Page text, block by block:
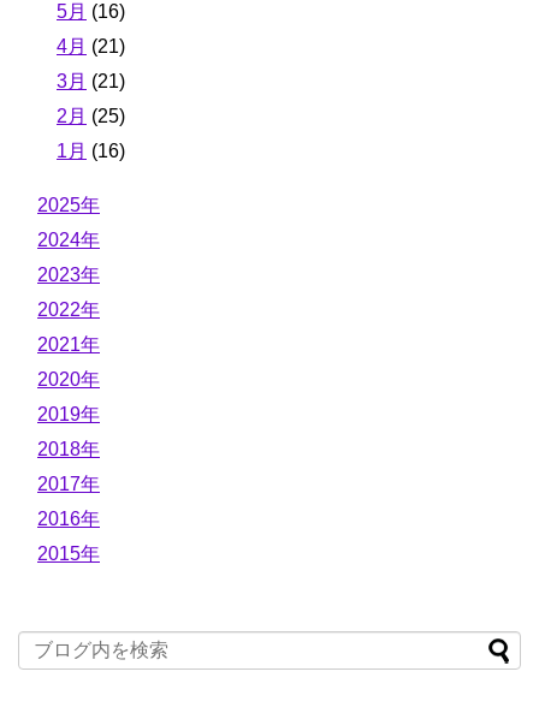
5月 (16)
4月 (21)
3月 (21)
2月 (25)
1月 (16)
2025年
2024年
2023年
2022年
2021年
2020年
2019年
2018年
2017年
2016年
2015年